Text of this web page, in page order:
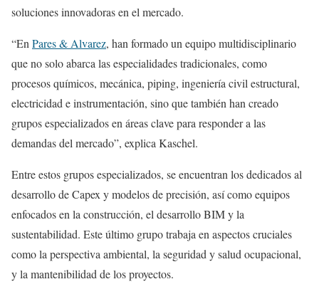
soluciones innovadoras en el mercado.
“En Pares & Alvarez, han formado un equipo multidisciplinario
que no solo abarca las especialidades tradicionales, como
procesos químicos, mecánica, piping, ingeniería civil estructural,
electricidad e instrumentación, sino que también han creado
grupos especializados en áreas clave para responder a las
demandas del mercado”, explica Kaschel.
Entre estos grupos especializados, se encuentran los dedicados al
desarrollo de Capex y modelos de precisión, así como equipos
enfocados en la construcción, el desarrollo BIM y la
sustentabilidad. Este último grupo trabaja en aspectos cruciales
como la perspectiva ambiental, la seguridad y salud ocupacional,
y la mantenibilidad de los proyectos.